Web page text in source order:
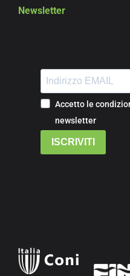
Newsletter
Accetto le
newsletter
ISCRIVITI